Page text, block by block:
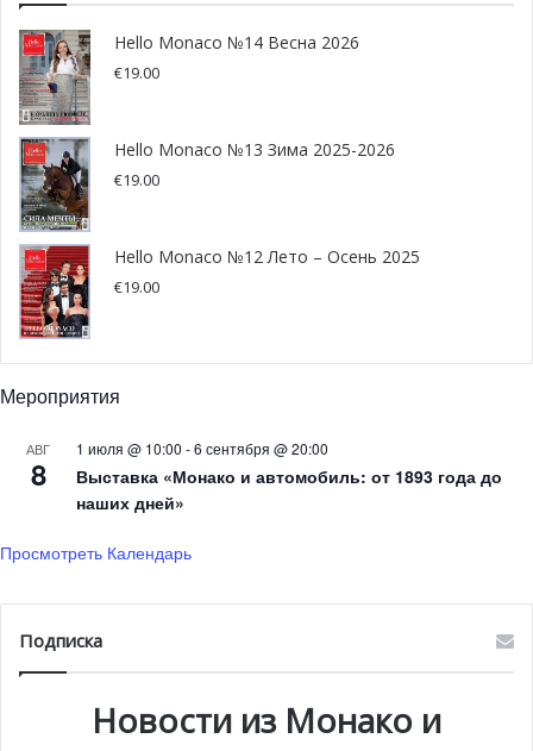
Hello Monaco №14 Весна 2026
€19.00
Hello Monaco №13 Зима 2025-2026
€19.00
Hello Monaco №12 Лето – Осень 2025
€19.00
Мероприятия
АВГ
8
1 июля @ 10:00 -6 сентября @ 20:00
Выставка «Монако и автомобиль: от 1893 года до
наших дней»
Просмотреть Календарь
Подписка
Новости из Монако и